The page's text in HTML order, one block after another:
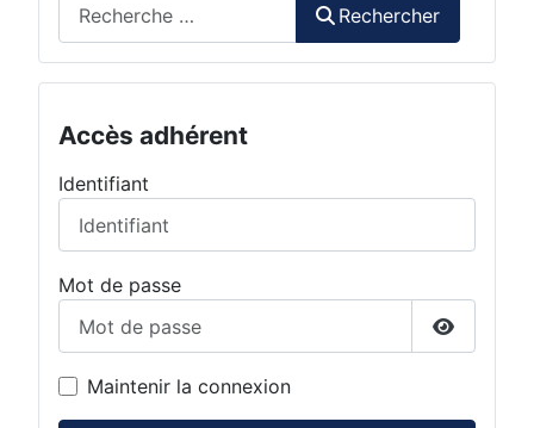
Rechercher
Accès adhérent
Identifiant
Mot de passe
Afficher
Maintenir la connexion